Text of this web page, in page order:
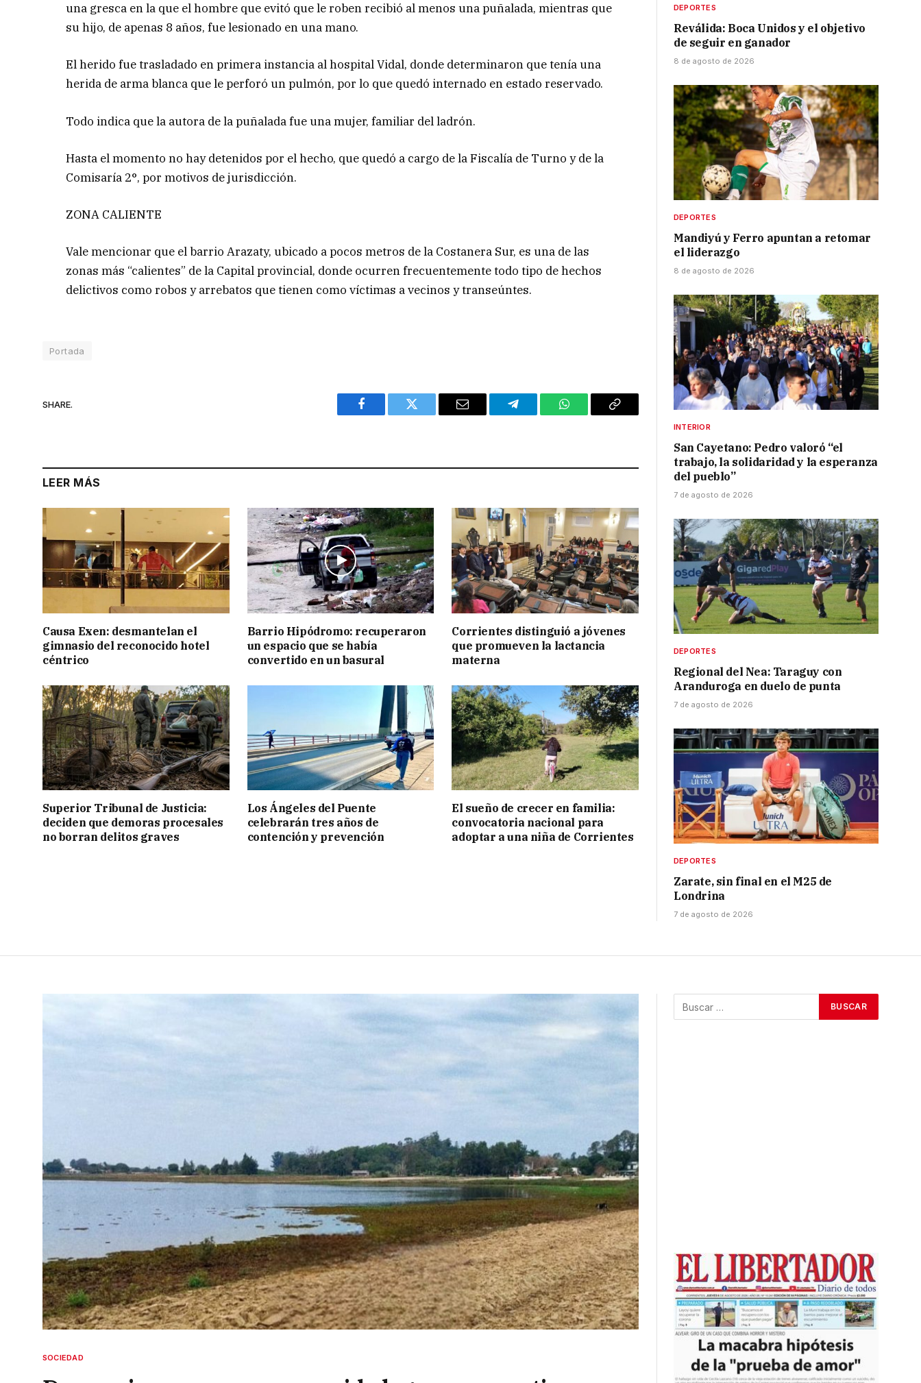
una gresca en la que el hombre que evitó que le roben recibió al menos una puñalada, mientras que
su hijo, de apenas 8 años, fue lesionado en una mano.
El herido fue trasladado en primera instancia al hospital Vidal, donde determinaron que tenía una
herida de arma blanca que le perforó un pulmón, por lo que quedó internado en estado reservado.
Todo indica que la autora de la puñalada fue una mujer, familiar del ladrón.
Hasta el momento no hay detenidos por el hecho, que quedó a cargo de la Fiscalía de Turno y de la
Comisaría 2°, por motivos de jurisdicción.
ZONA CALIENTE
Vale mencionar que el barrio Arazaty, ubicado a pocos metros de la Costanera Sur, es una de las
zonas más “calientes” de la Capital provincial, donde ocurren frecuentemente todo tipo de hechos
delictivos como robos y arrebatos que tienen como víctimas a vecinos y transeúntes.
Portada
SHARE.
Facebook Twitter Email Telegram WhatsAppCopy
LEER MÁS
Causa Exen: desmantelan el
gimnasio del reconocido hotel
céntrico
Barrio Hipódromo: recuperaron
un espacio que se había
convertido en un basural
Corrientes distinguió a jóvenes
que promueven la lactancia
materna
Superior Tribunal de Justicia:
deciden que demoras procesales
no borran delitos graves
Los Ángeles del Puente
celebrarán tres años de
contención y prevención
El sueño de crecer en familia:
convocatoria nacional para
adoptar a una niña de Corrientes
DEPORTES
Reválida: Boca Unidos y el objetivo
de seguir en ganador
8 de agosto de 2026
DEPORTES
Mandiyú y Ferro apuntan a retomar
el liderazgo
8 de agosto de 2026
INTERIOR
San Cayetano: Pedro valoró “el
trabajo, la solidaridad y la esperanza
del pueblo”
7 de agosto de 2026
DEPORTES
Regional del Nea: Taraguy con
Aranduroga en duelo de punta
7 de agosto de 2026
DEPORTES
Zarate, sin final en el M25 de
Londrina
7 de agosto de 2026
SOCIEDAD